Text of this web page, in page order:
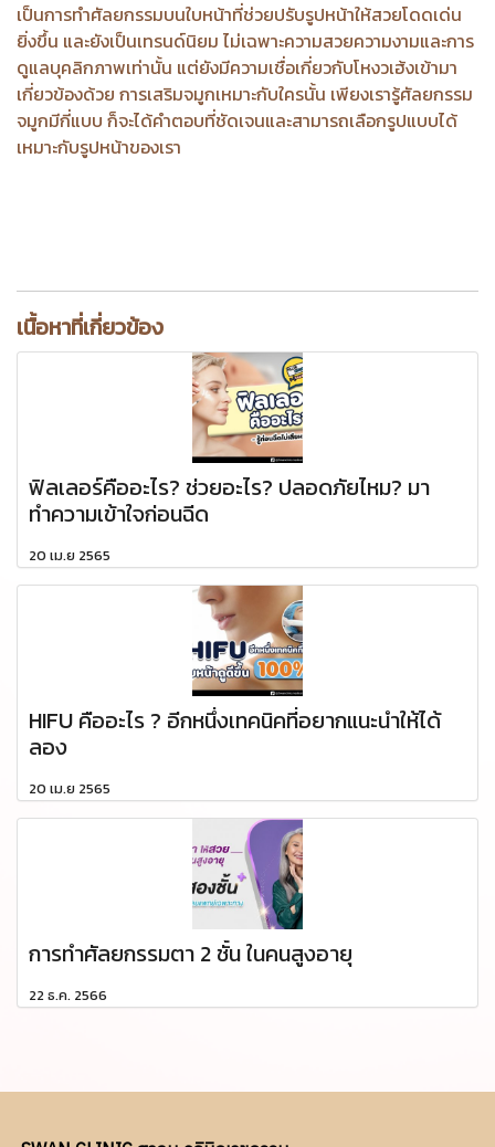
เป็นการทำศัลยกรรมบนใบหน้าที่ช่วยปรับรูปหน้าให้สวยโดดเด่น
ยิ่งขึ้น และยังเป็นเทรนด์นิยม ไม่เฉพาะความสวยความงามและการ
ดูแลบุคลิกภาพเท่านั้น แต่ยังมีความเชื่อเกี่ยวกับโหงวเฮ้งเข้ามา
เกี่ยวข้องด้วย การเสริมจมูกเหมาะกับใครนั้น เพียงเรารู้ศัลยกรรม
จมูกมีกี่แบบ ก็จะได้คำตอบที่ชัดเจนและสามารถเลือกรูปแบบได้
เหมาะกับรูปหน้าของเรา
เนื้อหาที่เกี่ยวข้อง
ฟิลเลอร์คืออะไร? ช่วยอะไร? ปลอดภัยไหม? มา
ทำความเข้าใจก่อนฉีด
20 เม.ย 2565
HIFU คืออะไร ? อีกหนึ่งเทคนิคที่อยากแนะนำให้ได้
ลอง
20 เม.ย 2565
การทำศัลยกรรมตา 2 ชั้น ในคนสูงอายุ
22 ธ.ค. 2566